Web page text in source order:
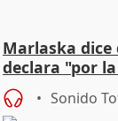
Marlaska dice
declara "por
Sonido